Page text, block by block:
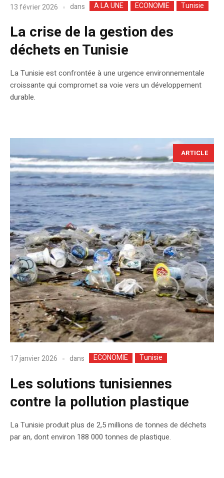
13 février 2026 dans A LA UNE ECONOMIE Tunisie
La crise de la gestion des
déchets en Tunisie
La Tunisie est confrontée à une urgence environnementale
croissante qui compromet sa voie vers un développement
durable.
ARTICLE
17 janvier 2026 dans ECONOMIE Tunisie
Les solutions tunisiennes
contre la pollution plastique
La Tunisie produit plus de 2,5 millions de tonnes de déchets
par an, dont environ 188 000 tonnes de plastique.